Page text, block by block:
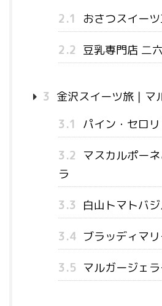
2.1
おさつスイー
2.2 豆乳専門店 二
3 金沢スイーツ旅｜マ
3.1
パイン・セロ
3.2 マスカルポー
ラ
3.3 白山トマトバ
3.4 ブラッディマ
3.5 マルガージェ